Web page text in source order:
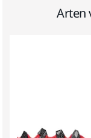
Arten